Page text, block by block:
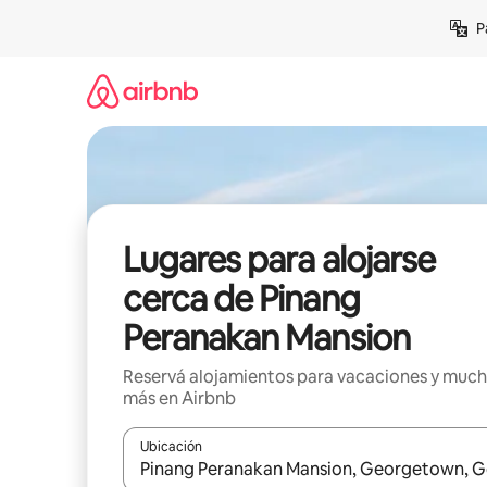
Lugares para alojarse
cerca de Pinang
Peranakan Mansion
Reservá alojamientos para vacaciones y
más en Airbnb
Ubicación
Cuando los resultados estén disponibles,